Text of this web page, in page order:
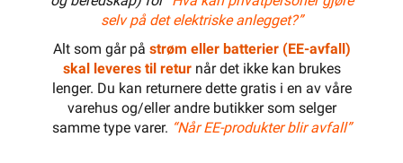
selv på det elektriske anlegget?”
Alt som går på strøm eller batterier (EE-avfall)
skal leveres til returnår det ikke kan brukes
lenger. Du kan returnere dette gratis i en av våre
varehus og/eller andre butikker som selger
samme type varer. “Når EE-produkter blir avfall”